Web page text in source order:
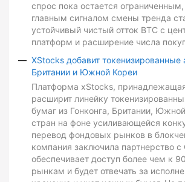
спрос пока остается
главным сигналом смены тренда
устойчивый чистый отток BTC с
платформ и расширение числа
XStocks добавит токенизированные
Британии и Южной Кореи
Платформа xStocks,
расширит линейку
бумаг из Гонконга, Британии,
стран на фоне усиливающейся
перевод фондовых рынков в
компания заключила партнерство с
обеспечивает доступ более чем к
рынкам и будет отвечать за